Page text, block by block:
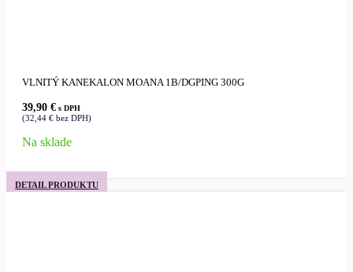
VLNITÝ KANEKALON MOANA 1B/DGPING 300G
39,90 € s DPH
(32,44 € bez DPH)
Na sklade
DETAIL PRODUKTU